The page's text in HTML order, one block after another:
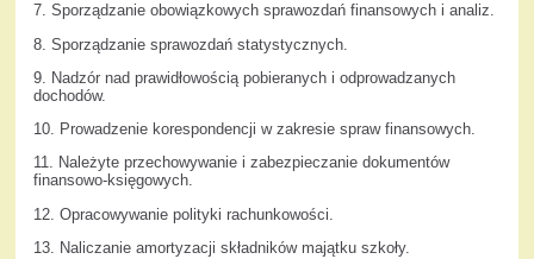
7. Sporządzanie obowiązkowych sprawozdań finansowych i analiz.
8. Sporządzanie sprawozdań statystycznych.
9. Nadzór nad prawidłowością pobieranych i odprowadzanych
dochodów.
10. Prowadzenie korespondencji w zakresie spraw finansowych.
11. Należyte przechowywanie i zabezpieczanie dokumentów
finansowo-księgowych.
12. Opracowywanie polityki rachunkowości.
13. Naliczanie amortyzacji składników majątku szkoły.